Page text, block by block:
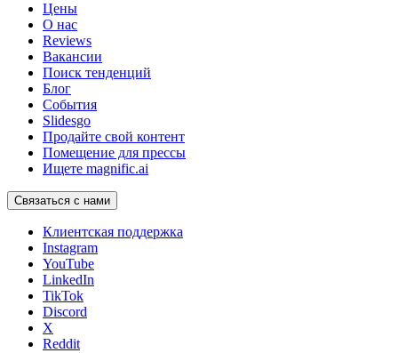
Цены
О нас
Reviews
Вакансии
Поиск тенденций
Блог
События
Slidesgo
Продайте свой контент
Помещение для прессы
Ищете magnific.ai
Связаться с нами
Клиентская поддержка
Instagram
YouTube
LinkedIn
TikTok
Discord
X
Reddit